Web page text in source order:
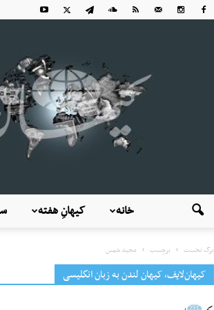
کیهانِ هفته خانه
برگ نخست برچسب مجید شمس
کیهان‌لایف، کیهان لندن به زبان انگلیسی